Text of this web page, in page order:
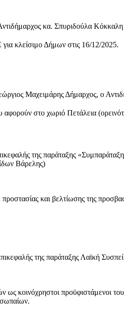
κα. Σπυριδούλα
κλείσιμο Δήμων στις 16/12/2025.
Μαχειμάρης Δήμαρχος, ο
στο χωριό Πετάλεια
της παράταξης
Βάρελης)
και βελτίωσης της
της παράταξης Λαϊκή
ως κοινόχρηστοι προϋφιστάμενοι